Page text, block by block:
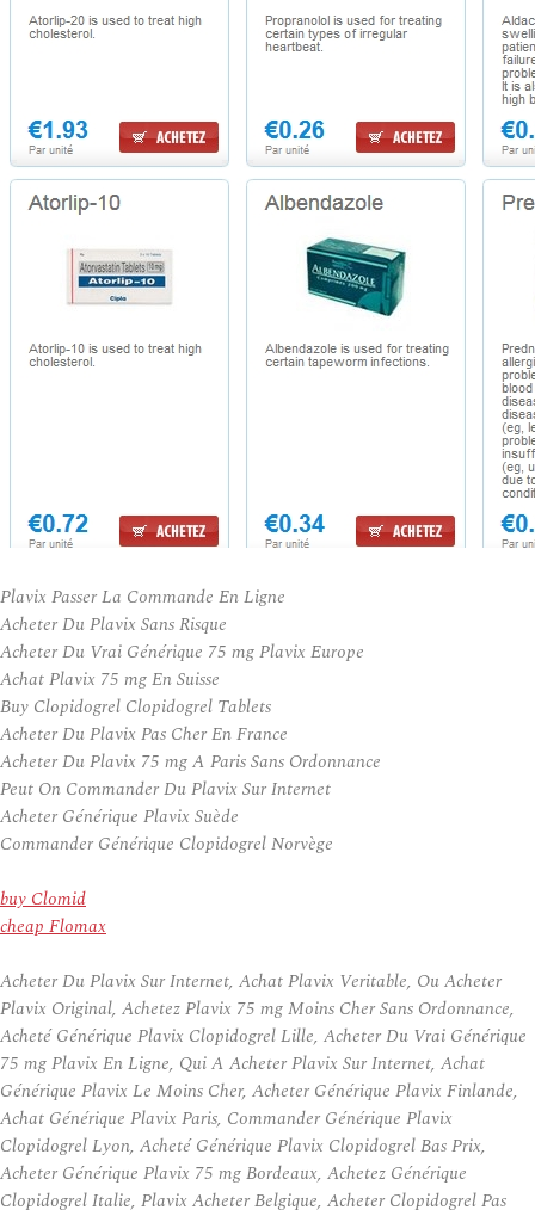
Plavix Passer La Commande En Ligne
Acheter Du Plavix Sans Risque
Acheter Du Vrai Générique 75 mg Plavix Europe
Achat Plavix 75 mg En Suisse
Buy Clopidogrel Clopidogrel Tablets
Acheter Du Plavix Pas Cher En France
Acheter Du Plavix 75 mg A Paris Sans Ordonnance
Peut On Commander Du Plavix Sur Internet
Acheter Générique Plavix Suède
Commander Générique Clopidogrel Norvège
buy Clomid
cheap Flomax
Acheter Du Plavix Sur Internet, Achat Plavix Veritable, Ou Acheter
Plavix Original, Achetez Plavix 75 mg Moins Cher Sans Ordonnance,
Acheté Générique Plavix Clopidogrel Lille, Acheter Du Vrai Générique
75 mg Plavix En Ligne, Qui A Acheter Plavix Sur Internet, Achat
Générique Plavix Le Moins Cher, Acheter Générique Plavix Finlande,
Achat Générique Plavix Paris, Commander Générique Plavix
Clopidogrel Lyon, Acheté Générique Plavix Clopidogrel Bas Prix,
Acheter Générique Plavix 75 mg Bordeaux, Achetez Générique
Clopidogrel Italie, Plavix Acheter Belgique, Acheter Clopidogrel Pas